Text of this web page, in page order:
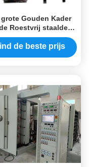
grote Gouden Kader
Roestvrij staaldeur
de Gouden Zwarte
Machine van het
de beste prijs